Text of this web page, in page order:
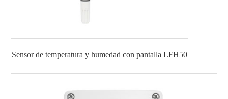
Sensor de temperatura y humedad con pantalla LFH50